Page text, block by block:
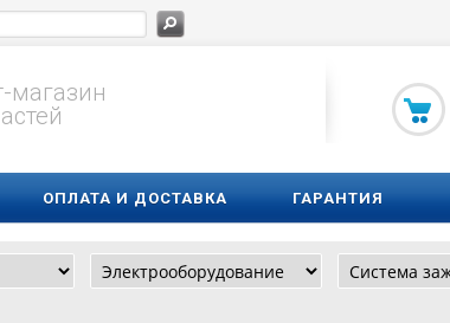
магазин
ОПЛАТА И ДОСТАВКА ГАРАНТИЯ